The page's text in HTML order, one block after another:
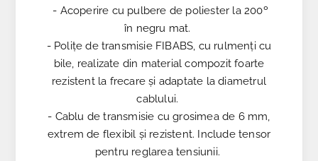
- Acoperire cu pulbere de poliester la 200º
în negru mat.
- Polițe de transmisie FIBABS, cu rulmenți cu
bile, realizate din material compozit foarte
rezistent la frecare și adaptate la diametrul
cablului.
- Cablu de transmisie cu grosimea de 6 mm,
extrem de flexibil și rezistent. Include tensor
pentru reglarea tensiunii.